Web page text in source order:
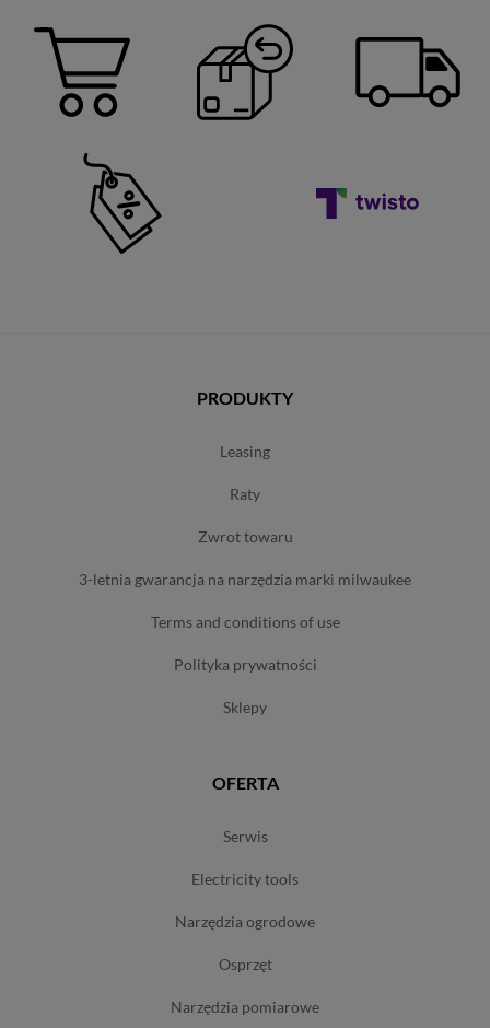
PRODUKTY
leasing
raty
zwrot towaru
3-letnia gwarancja na narzędzia marki milwaukee
terms and conditions of use
polityka prywatności
sklepy
OFERTA
serwis
electricity tools
narzędzia ogrodowe
osprzęt
narzędzia pomiarowe